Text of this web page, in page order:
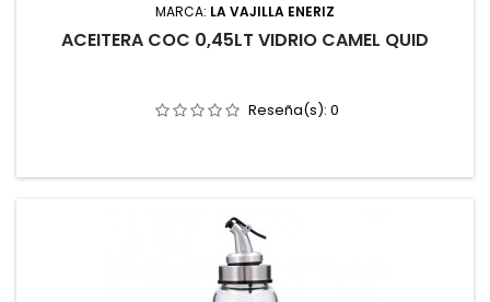
MARCA: LA VAJILLA ENERIZ
ACEITERA COC 0,45LT VIDRIO CAMEL QUID
Reseña(s): 0